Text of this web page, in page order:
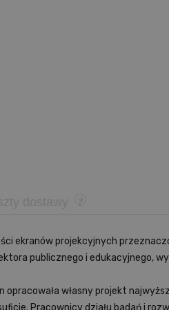
ekranów projekcyjnych
publicznego i edukacyjnego,
opracowała własny projekt
Pracownicy działu badań i